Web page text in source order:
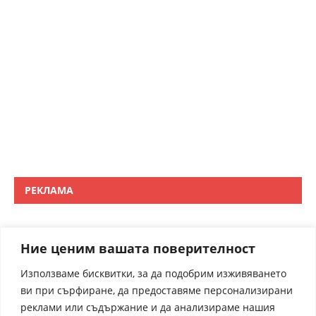
Ние ценим вашата поверителност
Използваме бисквитки, за да подобрим изживяването
ви при сърфиране, да предоставяме персонализирани
реклами или съдържание и да анализираме нашия
РЕКЛАМА